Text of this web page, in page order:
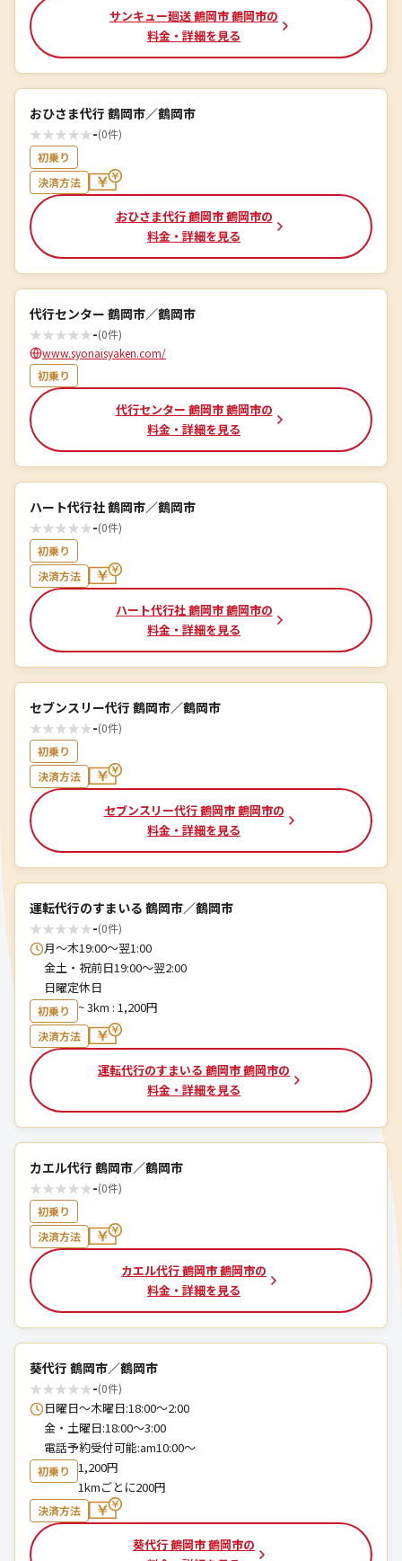
サンキュー廻送 鶴岡市 鶴岡市の
料金・詳細を見る
おひさま代行 鶴岡市／鶴岡市
★★★★★-(0件)
初乗り
決済方法
おひさま代行 鶴岡市 鶴岡市の
料金・詳細を見る
代行センター 鶴岡市／鶴岡市
★★★★★-(0件)
www.syonaisyaken.com/
初乗り
代行センター 鶴岡市 鶴岡市の
料金・詳細を見る
ハート代行社 鶴岡市／鶴岡市
★★★★★-(0件)
初乗り
決済方法
ハート代行社 鶴岡市 鶴岡市の
料金・詳細を見る
セブンスリー代行 鶴岡市／鶴岡市
★★★★★-(0件)
初乗り
決済方法
セブンスリー代行 鶴岡市 鶴岡市の
料金・詳細を見る
運転代行のすまいる 鶴岡市／鶴岡市
★★★★★-(0件)
月～木19:00～翌1:00
金土・祝前日19:00～翌2:00
日曜定休日
初乗り ~ 3km : 1,200円
決済方法
運転代行のすまいる 鶴岡市 鶴岡市の
料金・詳細を見る
カエル代行 鶴岡市／鶴岡市
★★★★★-(0件)
初乗り
決済方法
カエル代行 鶴岡市 鶴岡市の
料金・詳細を見る
葵代行 鶴岡市／鶴岡市
★★★★★-(0件)
日曜日〜木曜日:18:00〜2:00
金・土曜日:18:00〜3:00
電話予約受付可能:am10:00〜
初乗り
1,200円
1kmごとに200円
決済方法
葵代行 鶴岡市 鶴岡市の